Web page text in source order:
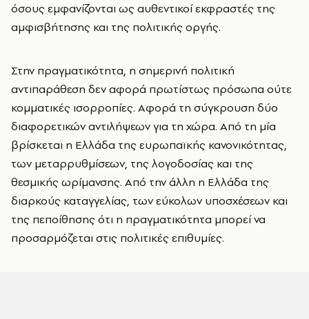
όσους εμφανίζονται ως αυθεντικοί εκφραστές της
αμφισβήτησης και της πολιτικής οργής.
Στην πραγματικότητα, η σημερινή πολιτική
αντιπαράθεση δεν αφορά πρωτίστως πρόσωπα ούτε
κομματικές ισορροπίες. Αφορά τη σύγκρουση δύο
διαφορετικών αντιλήψεων για τη χώρα. Από τη μία
βρίσκεται η Ελλάδα της ευρωπαϊκής κανονικότητας,
των μεταρρυθμίσεων, της λογοδοσίας και της
θεσμικής ωρίμανσης. Από την άλλη η Ελλάδα της
διαρκούς καταγγελίας, των εύκολων υποσχέσεων και
της πεποίθησης ότι η πραγματικότητα μπορεί να
προσαρμόζεται στις πολιτικές επιθυμίες.